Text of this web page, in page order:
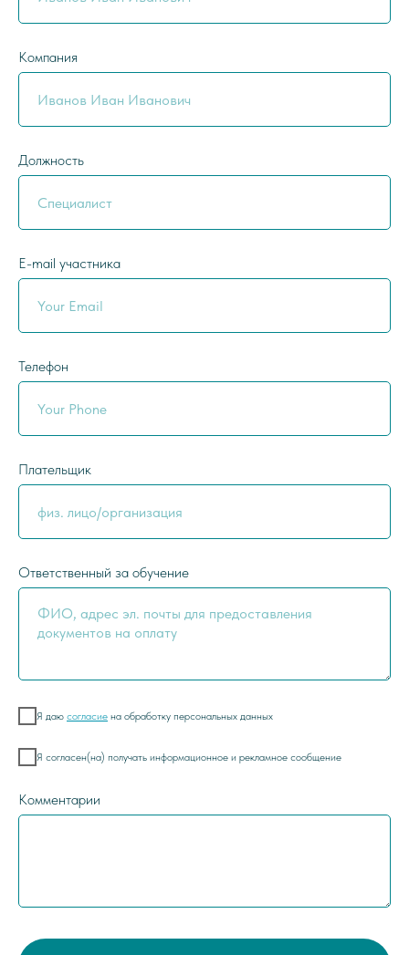
Компания
Должность
E-mail участника
Телефон
Плательщик
Ответственный за обучение
Я даю согласие на обработку персональных данных
Я согласен(на) получать информационное и рекламное сообщение
Комментарии